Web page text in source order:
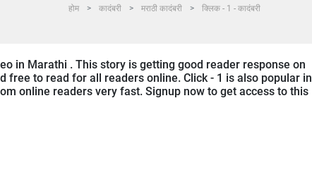
होम कादंबरी मराठी कादंबरी क्लिक - 1 - कादंबरी
in Marathi . This story is getting good reader response on
free to read for all readers online. Click - 1 is also popular in
online readers very fast. Signup now to get access to this